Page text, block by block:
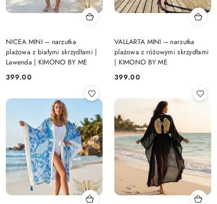
NICEA MINI – narzutka
plażowa z białymi skrzydłami |
Lawenda | KIMONO BY ME
Cena:
399.00
VALLARTA MINI – narzutka
plażowa z różowymi skrzydłami
| KIMONO BY ME
Cena:
399.00